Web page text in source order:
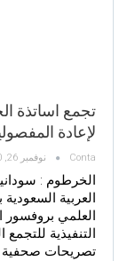
تجمع اساتذة
لإعادة
Conta نوفمبر 26, 2020
الخرطوم :
العربية
العلمي
التنفيذية
تصريحات